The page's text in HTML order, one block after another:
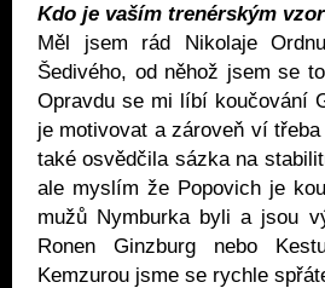
Kdo je vaším trenérským
Měl jsem rád Nikolaje
Šedivého, od něhož jsem se
Opravdu se mi líbí koučování
je motivovat a zároveň ví
také osvědčila sázka na
ale myslím že Popovich je
mužů Nymburka byli a jsou
Ronen Ginzburg nebo
Kemzurou jsme se rychle